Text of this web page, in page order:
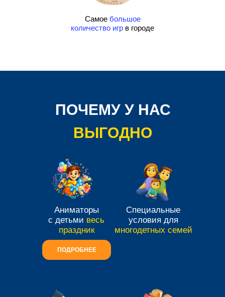
Самое большое
количество игр в городе
ПОЧЕМУ У НАС
ВЫГОДНО
Аниматоры
с детьми весь
праздник
Специальные
условия для
многодетных семей
ПОДРОБНЕЕ